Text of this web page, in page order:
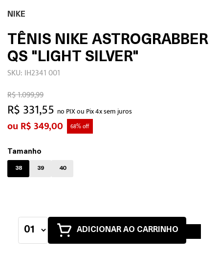
NIKE
TÊNIS NIKE ASTROGRABBER
QS "LIGHT SILVER"
SKU: IH2341 001
R$ 331,55 no PIX ou Pix 4x sem juros
R$ 1.099,99
R$ 349,00 68% off
Tamanho
38 39 40
ADICIONAR AO CARRINHO